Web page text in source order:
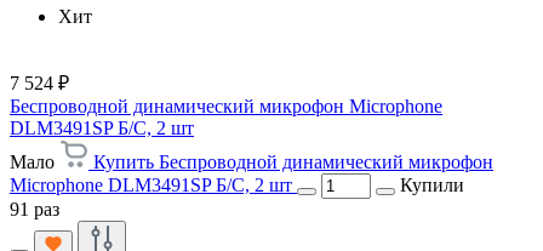
Хит
7 524 ₽
Беспроводной динамический микрофон Microphone
DLM3491SP Б/С, 2 шт
Мало
Купить Беспроводной динамический микрофон
Microphone DLM3491SP Б/С, 2 шт
Купили
91 раз